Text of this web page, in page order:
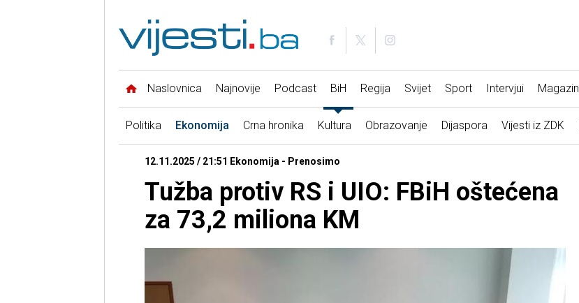
Naslovnica Najnovije Podcast BiH Regija Svijet Sport Intervjui Magazin
Politika Ekonomija Crna hronika Kultura Obrazovanje Dijaspora Vijesti iz ZDK
12.11.2025 / 21:51 Ekonomija - Prenosimo
Tužba protiv RS i UIO: FBiH oštećena
za 73,2 miliona KM